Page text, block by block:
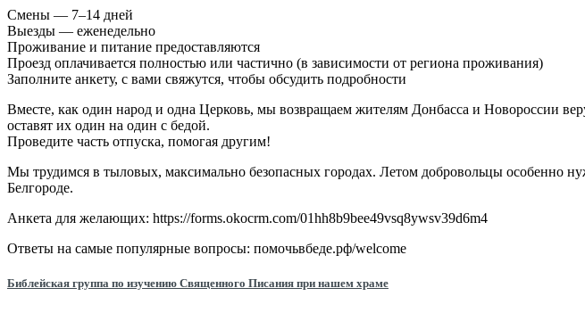
Смены — 7–14 дней
Выезды — еженедельно
Проживание и питание предоставляются
Проезд оплачивается полностью или частично (в зависимости от региона проживания)
Заполните анкету, с вами свяжутся, чтобы обсудить подробности
Вместе, как один народ и одна Церковь, мы возвращаем жителям Донбасса и Новороссии
оставят их один на один с бедой.
Проведите часть отпуска, помогая другим!
Мы трудимся в тыловых, максимально безопасных городах. Летом добровольцы особенно
Белгороде.
Анкета для желающих: https://forms.okocrm.com/01hh8b9bee49vsq8ywsv39d6m4
Ответы на самые популярные вопросы: помочьвбеде.рф/welcome
Библейская группа по изучению Священного Писания при нашем храме